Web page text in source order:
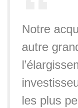
Notre
autre
les plus